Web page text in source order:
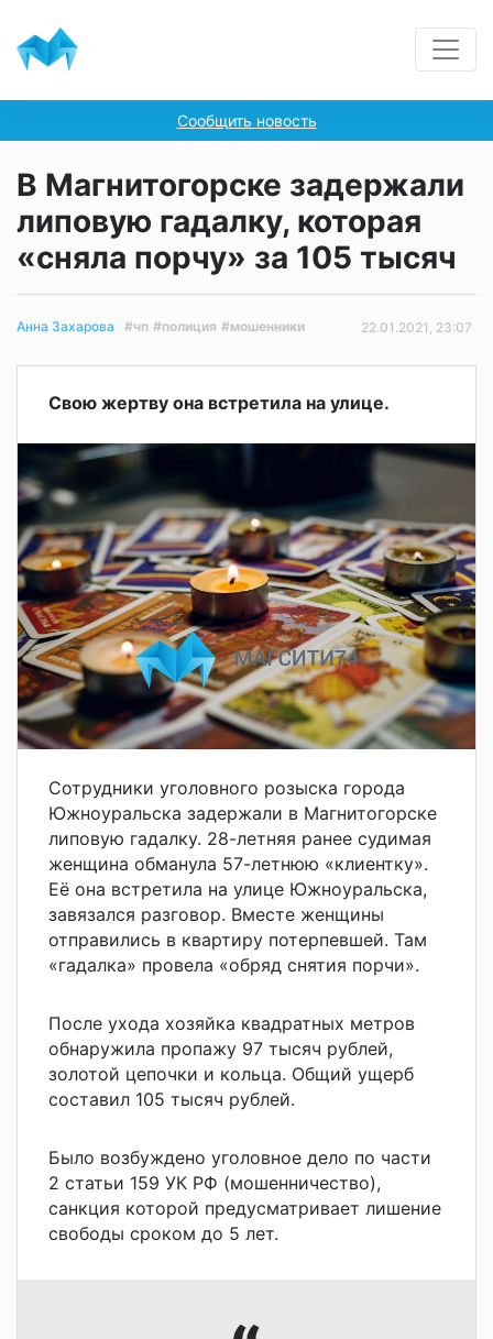
Сообщить новость
В Магнитогорске задержали
липовую гадалку, которая
«сняла порчу» за 105 тысяч
Анна Захарова #чп #полиция #мошенники 22.01.2021, 23:07
Свою жертву она встретила на улице.
Сотрудники уголовного розыска города
Южноуральска задержали в Магнитогорске
липовую гадалку. 28-летняя ранее судимая
женщина обманула 57-летнюю «клиентку».
Её она встретила на улице Южноуральска,
завязался разговор. Вместе женщины
отправились в квартиру потерпевшей. Там
«гадалка» провела «обряд снятия порчи».
После ухода хозяйка квадратных метров
обнаружила пропажу 97 тысяч рублей,
золотой цепочки и кольца. Общий ущерб
составил 105 тысяч рублей.
Было возбуждено уголовное дело по части
2 статьи 159 УК РФ (мошенничество),
санкция которой предусматривает лишение
свободы сроком до 5 лет.